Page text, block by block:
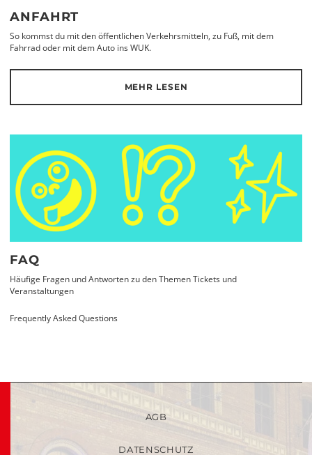
ANFAHRT
So kommst du mit den öffentlichen Verkehrsmitteln, zu Fuß, mit dem
Fahrrad oder mit dem Auto ins WUK.
MEHR LESEN
FAQ
Häufige Fragen und Antworten zu den Themen Tickets und
Veranstaltungen
Frequently Asked Questions
AGB
DATENSCHUTZ